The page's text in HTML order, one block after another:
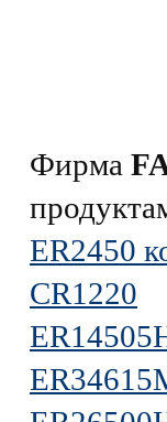
Фирма
ER2450
CR1220